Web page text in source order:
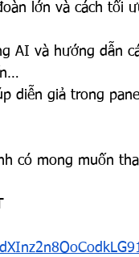
lớn và cách tối
AI và hướng dẫn
diễn giả trong
có mong muốn